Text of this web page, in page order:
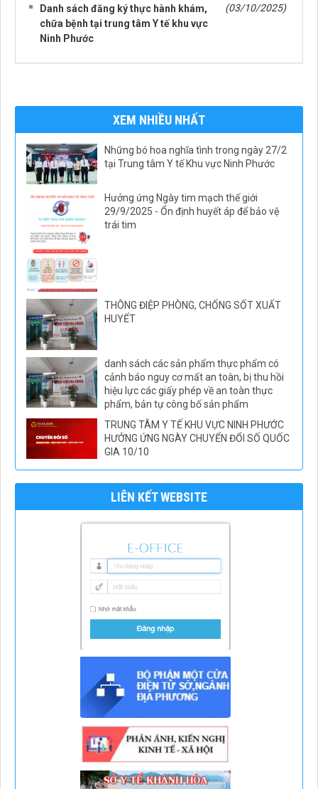
Danh sách đăng ký thực hành khám,
chữa bệnh tại trung tâm Y tế khu vực
Ninh Phước
(03/10/2025)
XEM NHIỀU NHẤT
Những bó hoa nghĩa tình trong ngày 27/2
tại Trung tâm Y tế Khu vực Ninh Phước
Hưởng ứng Ngày tim mạch thế giới
29/9/2025 - Ổn định huyết áp để bảo vệ
trái tim
THÔNG ĐIỆP PHÒNG, CHỐNG SỐT XUẤT
HUYẾT
danh sách các sản phẩm thực phẩm có
cảnh báo nguy cơ mất an toàn, bị thu hồi
hiệu lực các giấy phép về an toàn thực
phẩm, bản tự công bố sản phẩm
TRUNG TÂM Y TẾ KHU VỰC NINH PHƯỚC
HƯỞNG ỨNG NGÀY CHUYỂN ĐỔI SỐ QUỐC
GIA 10/10
LIÊN KẾT WEBSITE